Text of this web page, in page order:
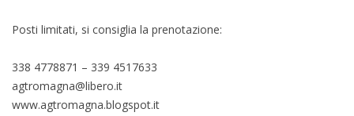
Posti limitati, si consiglia la prenotazione:
338 4778871 – 339 4517633
agtromagna@libero.it
www.agtromagna.blogspot.it